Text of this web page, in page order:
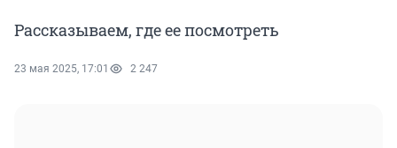
Рассказываем, где ее посмотреть
23 мая 2025, 17:01 2 247